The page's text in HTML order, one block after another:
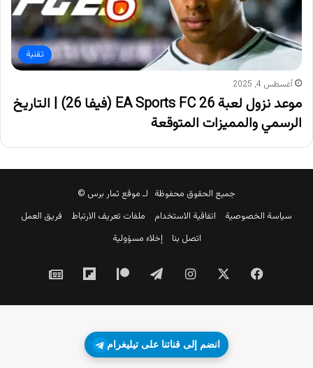
تقنية
أغسطس 4, 2025
موعد نزول لعبة EA Sports FC 26 (فيفا 26) | التاريخ
الرسمي والمميزات المتوقعة
جميع الحقوق محفوظة لـ موقع ثمار برس ©
سياسة الخصوصية
اتفاقية الاستخدام ملفات تعريف الارتباط
فريق العمل
اتصل بنا
إخلاء مسؤولية
فيسبوك انستقرام تيلقرام ‫Patreon
Flipboard
نيوز
انضم إلى قناتنا على تيليغرام